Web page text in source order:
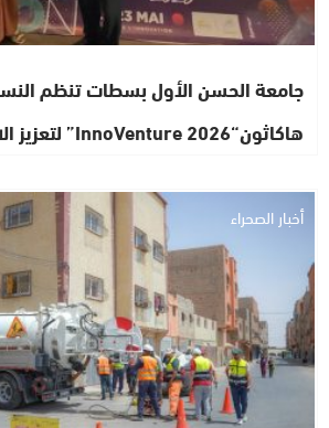
جامعة الحسن الأول بسطات تنظم
هاكاثون“InnoVenture 2026” لتعزيز الابتكار…
أخبار الصحراء